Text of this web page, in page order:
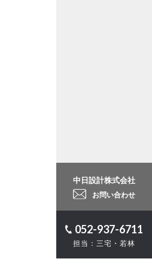
中日設計株式会社
お問い合わせ
052-937-6711
担当：三宅・若林